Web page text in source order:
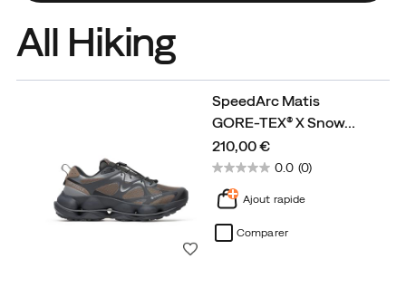
All Hiking
SpeedArc Matis
GORE-TEX® X Snow…
price
210,00 €
0.0 (0)
Ajout rapide
Comparer